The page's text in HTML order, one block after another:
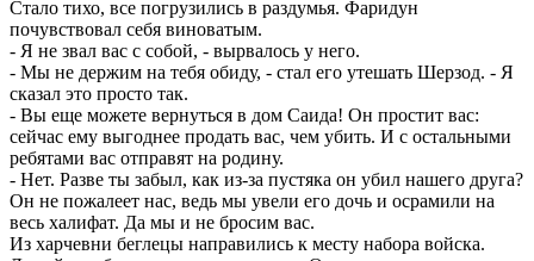
Стало тихо, все погрузились в раздумья. Фаридун
почувствовал себя виноватым.
- Я не звал вас с собой, - вырвалось у него.
- Мы не держим на тебя обиду, - стал его утешать Шерзод. - Я
сказал это просто так.
- Вы еще можете вернуться в дом Саида! Он простит вас:
сейчас ему выгоднее продать вас, чем убить. И с остальными
ребятами вас отправят на родину.
- Нет. Разве ты забыл, как из-за пустяка он убил нашего друга?
Он не пожалеет нас, ведь мы увели его дочь и осрамили на
весь халифат. Да мы и не бросим вас.
Из харчевни беглецы направились к месту набора войска.